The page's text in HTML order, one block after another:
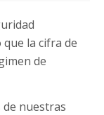
la cifra de
de
de nuestras